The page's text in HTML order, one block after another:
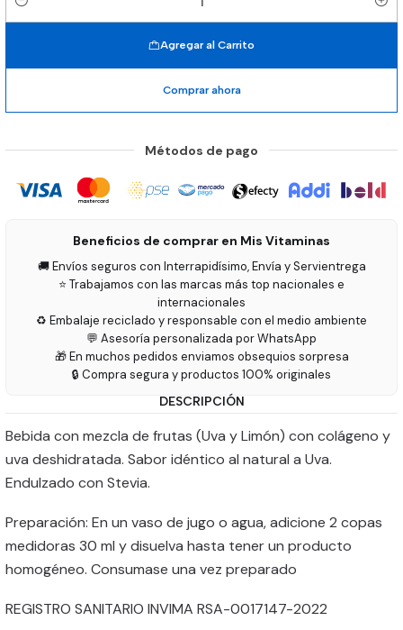
Cantidad
Agregar al Carrito
Comprar ahora
Métodos de pago
Beneficios de comprar en Mis Vitaminas
🚚 Envíos seguros con Interrapidísimo, Envía y Servientrega
⭐ Trabajamos con las marcas más top nacionales e
internacionales
♻️ Embalaje reciclado y responsable con el medio ambiente
💬 Asesoría personalizada por WhatsApp
🎁 En muchos pedidos enviamos obsequios sorpresa
🔒 Compra segura y productos 100% originales
DESCRIPCIÓN
Bebida con mezcla de frutas (Uva y Limón) con colágeno y
uva deshidratada. Sabor idéntico al natural a Uva.
Endulzado con Stevia.
Preparación: En un vaso de jugo o agua, adicione 2 copas
medidoras 30 ml y disuelva hasta tener un producto
homogéneo. Consumase una vez preparado
REGISTRO SANITARIO INVIMA RSA-0017147-2022